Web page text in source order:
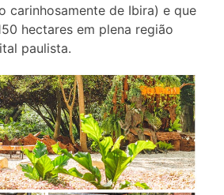
carinhosamente de Ibira) e que
hectares em plena região
paulista.